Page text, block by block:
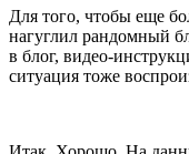
Для того, чтобы еще
нагуглил рандомный
в блог, видео-
ситуация тоже